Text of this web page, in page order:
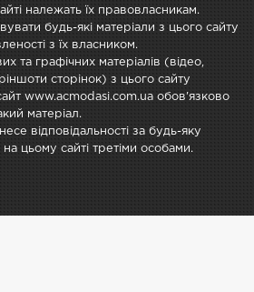
належать їх правовласникам.
будь-які матеріали з цього сайту
з їх власником.
та графічних матеріалів (відео,
сторінок) з цього сайту
www.acmodasi.com.ua обов'язково
матеріал.
відповідальності за будь-яку
цьому сайті третіми особами.